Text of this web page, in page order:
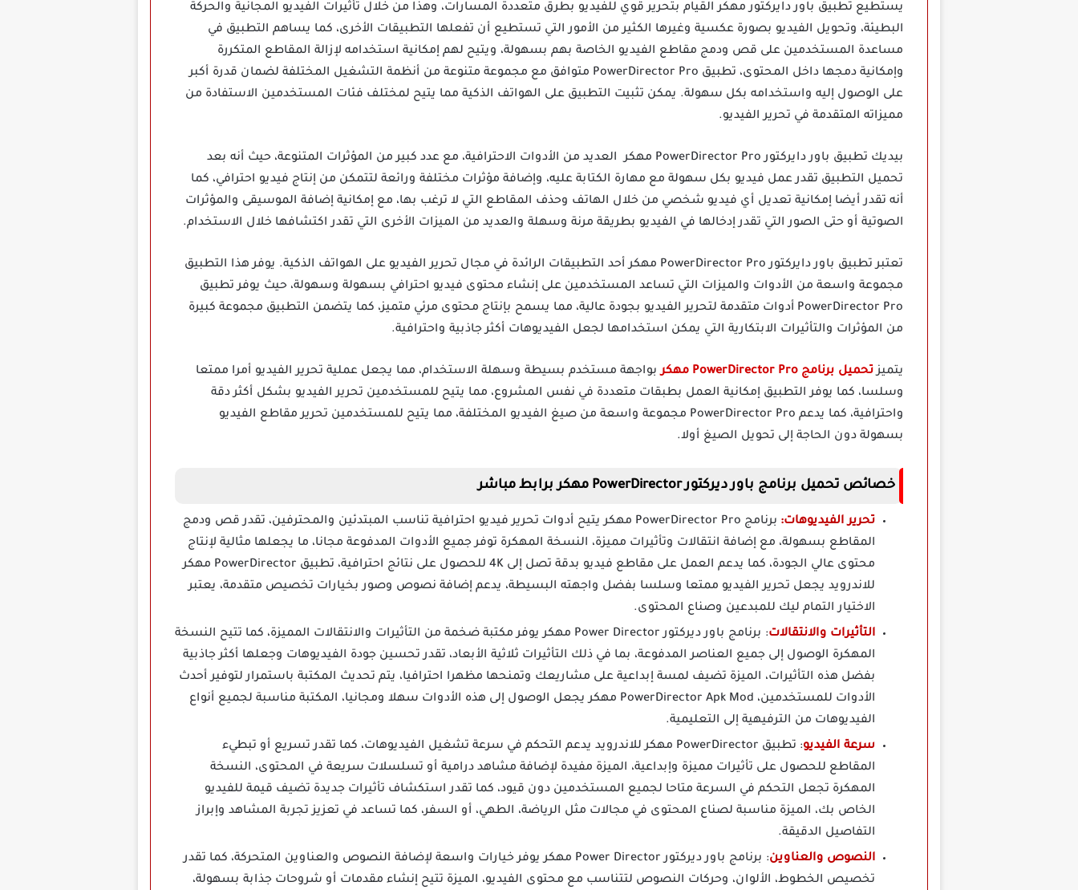
يستطيع تطبيق باور دايركتور مهكر القيام بتحرير قوي للفيديو بطرق متعددة المسارات، وهذا من خلال تأثيرات الفيديو المجانية والحركة
البطيئة، وتحويل الفيديو بصورة عكسية وغيرها الكثير من الأمور التي تستطيع أن تفعلها التطبيقات الأخرى، كما يساهم التطبيق في
مساعدة المستخدمين على قص ودمج مقاطع الفيديو الخاصة بهم بسهولة، ويتيح لهم إمكانية استخدامه لإزالة المقاطع المتكررة
وإمكانية دمجها داخل المحتوى، تطبيق PowerDirector Pro متوافق مع مجموعة متنوعة من أنظمة التشغيل المختلفة لضمان قدرة أكبر
على الوصول إليه واستخدامه بكل سهولة. يمكن تثبيت التطبيق على الهواتف الذكية مما يتيح لمختلف فئات المستخدمين الاستفادة من
مميزاته المتقدمة في تحرير الفيديو.
بيديك تطبيق باور دايركتور PowerDirector Pro مهكر العديد من الأدوات الاحترافية، مع عدد كبير من المؤثرات المتنوعة، حيث أنه بعد
تحميل التطبيق تقدر عمل فيديو بكل سهولة مع مهارة الكتابة عليه، وإضافة مؤثرات مختلفة ورائعة لتتمكن من إنتاج فيديو احترافي، كما
أنه تقدر أيضا إمكانية تعديل أي فيديو شخصي من خلال الهاتف وحذف المقاطع التي لا ترغب بها، مع إمكانية إضافة الموسيقى والمؤثرات
الصوتية أو حتى الصور التي تقدر إدخالها في الفيديو بطريقة مرنة وسهلة والعديد من الميزات الأخرى التي تقدر اكتشافها خلال الاستخدام.
تعتبر تطبيق باور دايركتور PowerDirector Pro مهكر أحد التطبيقات الرائدة في مجال تحرير الفيديو على الهواتف الذكية. يوفر هذا التطبيق
مجموعة واسعة من الأدوات والميزات التي تساعد المستخدمين على إنشاء محتوى فيديو احترافي بسهولة وسهولة، حيث يوفر تطبيق
PowerDirector Pro أدوات متقدمة لتحرير الفيديو بجودة عالية، مما يسمح بإنتاج محتوى مرئي متميز، كما يتضمن التطبيق مجموعة كبيرة
من المؤثرات والتأثيرات الابتكارية التي يمكن استخدامها لجعل الفيديوهات أكثر جاذبية واحترافية.
يتميزتحميل برنامج PowerDirector Pro مهكر
بواجهة مستخدم بسيطة وسهلة الاستخدام، مما يجعل عملية تحرير الفيديو أمرا ممتعا
وسلسا، كما يوفر التطبيق إمكانية العمل بطبقات متعددة في نفس المشروع، مما يتيح للمستخدمين تحرير الفيديو بشكل أكثر دقة
واحترافية، كما يدعم PowerDirector Pro مجموعة واسعة من صيغ الفيديو المختلفة، مما يتيح للمستخدمين تحرير مقاطع الفيديو
بسهولة دون الحاجة إلى تحويل الصيغ أولا.
خصائص تحميل برنامج باور ديركتور PowerDirector مهكر برابط مباشر
تحرير الفيديوهات:
برنامج PowerDirector Pro مهكر يتيح أدوات تحرير فيديو احترافية تناسب المبتدئين والمحترفين، تقدر قص ودمج
المقاطع بسهولة، مع إضافة انتقالات وتأثيرات مميزة، النسخة المهكرة توفر جميع الأدوات المدفوعة مجانا، ما يجعلها مثالية لإنتاج
محتوى عالي الجودة، كما يدعم العمل على مقاطع فيديو بدقة تصل إلى 4K للحصول على نتائج احترافية، تطبيق PowerDirector مهكر
للاندرويد يجعل تحرير الفيديو ممتعا وسلسا بفضل واجهته البسيطة، يدعم إضافة نصوص وصور بخيارات تخصيص متقدمة، يعتبر
الاختيار التمام ليك للمبدعين وصناع المحتوى.
التأثيرات والانتقالات
: برنامج باور ديركتور Power Director مهكر يوفر مكتبة ضخمة من التأثيرات والانتقالات المميزة، كما تتيح النسخة
المهكرة الوصول إلى جميع العناصر المدفوعة، بما في ذلك التأثيرات ثلاثية الأبعاد، تقدر تحسين جودة الفيديوهات وجعلها أكثر جاذبية
بفضل هذه التأثيرات، الميزة تضيف لمسة إبداعية على مشاريعك وتمنحها مظهرا احترافيا، يتم تحديث المكتبة باستمرار لتوفير أحدث
الأدوات للمستخدمين، PowerDirector Apk Mod مهكر يجعل الوصول إلى هذه الأدوات سهلا ومجانيا، المكتبة مناسبة لجميع أنواع
الفيديوهات من الترفيهية إلى التعليمية.
سرعة الفيديو
: تطبيق PowerDirector مهكر للاندرويد يدعم التحكم في سرعة تشغيل الفيديوهات، كما تقدر تسريع أو تبطيء
المقاطع للحصول على تأثيرات مميزة وإبداعية، الميزة مفيدة لإضافة مشاهد درامية أو تسلسلات سريعة في المحتوى، النسخة
المهكرة تجعل التحكم في السرعة متاحا لجميع المستخدمين دون قيود، كما تقدر استكشاف تأثيرات جديدة تضيف قيمة للفيديو
الخاص بك، الميزة مناسبة لصناع المحتوى في مجالات مثل الرياضة، الطهي، أو السفر، كما تساعد في تعزيز تجربة المشاهد وإبراز
التفاصيل الدقيقة.
النصوص والعناوين
: برنامج باور ديركتور Power Director مهكر يوفر خيارات واسعة لإضافة النصوص والعناوين المتحركة، كما تقدر
تخصيص الخطوط، الألوان، وحركات النصوص لتتناسب مع محتوى الفيديو، الميزة تتيح إنشاء مقدمات أو شروحات جذابة بسهولة،